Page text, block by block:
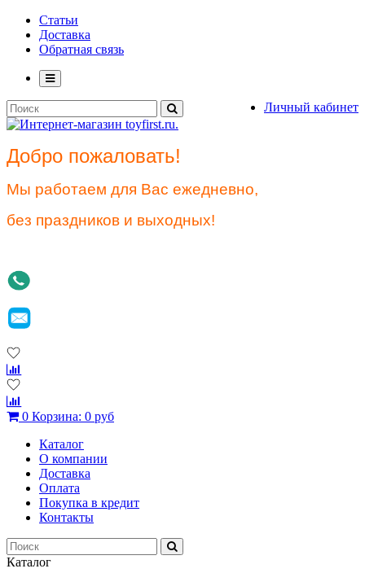
Статьи
Доставка
Обратная связь
Личный кабинет
Добро пожаловать!
Мы работаем для Вас ежедневно,
без праздников и выходных!
0 Корзина: 0 руб
Каталог
О компании
Доставка
Оплата
Покупка в кредит
Контакты
Каталог